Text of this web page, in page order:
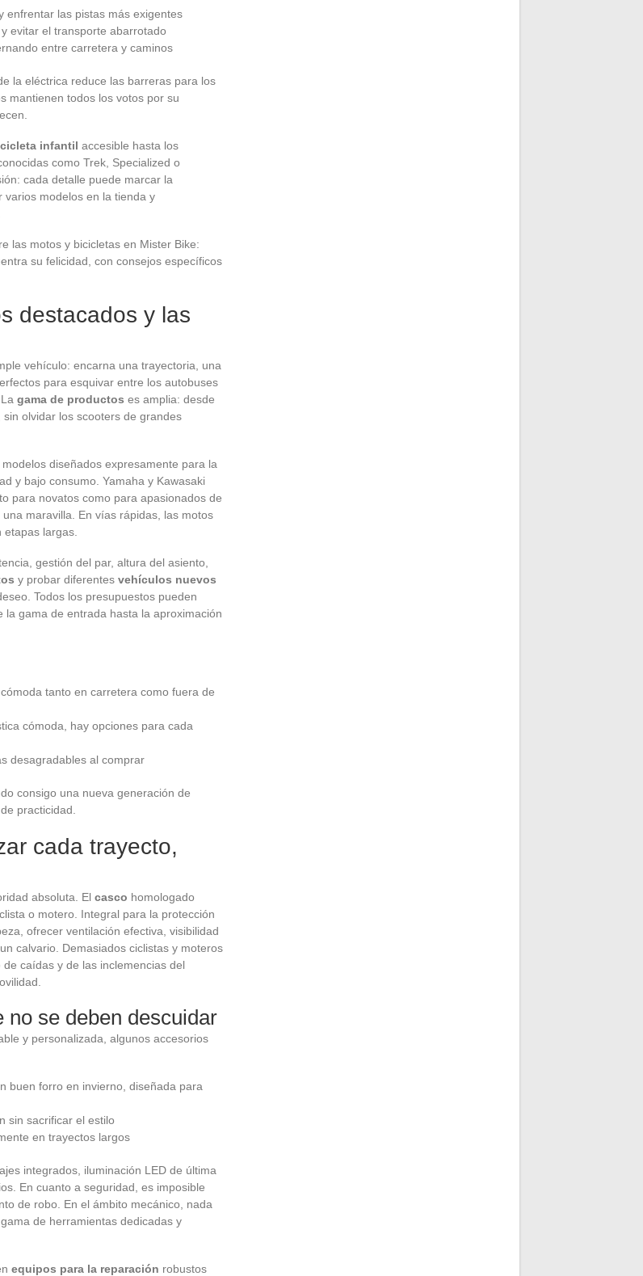
enfrentar las pistas más exigentes
evitar el transporte abarrotado
entre carretera y caminos
la eléctrica reduce las barreras para los
mantienen todos los votos por su
infantil accesible hasta los
como Trek, Specialized o
cada detalle puede marcar la
modelos en la tienda y
las motos y bicicletas en Mister Bike:
su felicidad, con consejos específicos
destacados y las
vehículo: encarna una trayectoria, una
para esquivar entre los autobuses
gama de productos es amplia: desde
olvidar los scooters de grandes
diseñados expresamente para la
y bajo consumo. Yamaha y Kawasaki
para novatos como para apasionados de
maravilla. En vías rápidas, las motos
largas.
gestión del par, altura del asiento,
y probar diferentes vehículos nuevos
Todos los presupuestos pueden
gama de entrada hasta la aproximación
tanto en carretera como fuera de
cómoda, hay opciones para cada
desagradables al comprar
consigo una nueva generación de
practicidad.
cada trayecto,
absoluta. El casco homologado
o motero. Integral para la protección
ofrecer ventilación efectiva, visibilidad
calvario. Demasiados ciclistas y moteros
de caídas y de las inclemencias del
no se deben descuidar
y personalizada, algunos accesorios
buen forro en invierno, diseñada para
sin sacrificar el estilo
en trayectos largos
integrados, iluminación LED de última
En cuanto a seguridad, es imposible
de robo. En el ámbito mecánico, nada
de herramientas dedicadas y
equipos para la reparación robustos